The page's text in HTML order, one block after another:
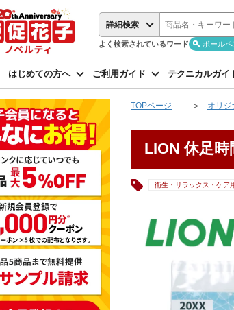
詳細検索
よく検索されているワード ボールペ
はじめての方へ ご利用ガイド テクニカルガイ
TOPページ オリ
LION 休足
衛生・リラックス・ケア